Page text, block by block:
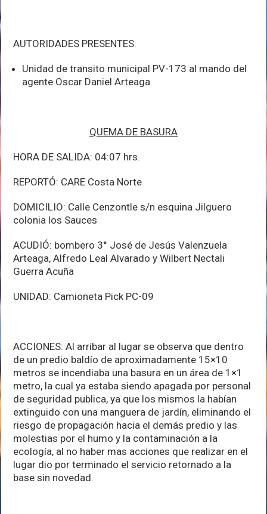
AUTORIDADES PRESENTES:
Unidad de transito municipal PV-173 al mando del
agente Oscar Daniel Arteaga
QUEMA DE BASURA
HORA DE SALIDA: 04:07 hrs.
REPORTÓ: CARE Costa Norte
DOMICILIO: Calle Cenzontle s/n esquina Jilguero
colonia los Sauces
ACUDIÓ: bombero 3° José de Jesús Valenzuela
Arteaga, Alfredo Leal Alvarado y Wilbert Nectali
Guerra Acuña
UNIDAD: Camioneta Pick PC-09
ACCIONES: Al arribar al lugar se observa que dentro
de un predio baldío de aproximadamente 15×10
metros se incendiaba una basura en un área de 1×1
metro, la cual ya estaba siendo apagada por personal
de seguridad publica, ya que los mismos la habían
extinguido con una manguera de jardín, eliminando el
riesgo de propagación hacia el demás predio y las
molestias por el humo y la contaminación a la
ecología, al no haber mas acciones que realizar en el
lugar dio por terminado el servicio retornado a la
base sin novedad.